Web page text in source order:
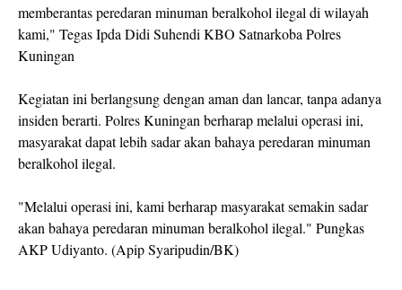
memberantas peredaran minuman beralkohol ilegal di wilayah
kami," Tegas Ipda Didi Suhendi KBO Satnarkoba Polres
Kuningan
Kegiatan ini berlangsung dengan aman dan lancar, tanpa adanya
insiden berarti. Polres Kuningan berharap melalui operasi ini,
masyarakat dapat lebih sadar akan bahaya peredaran minuman
beralkohol ilegal.
"Melalui operasi ini, kami berharap masyarakat semakin sadar
akan bahaya peredaran minuman beralkohol ilegal." Pungkas
AKP Udiyanto. (Apip Syaripudin/BK)